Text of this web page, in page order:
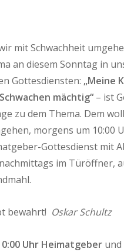
mit Schwachheit
an diesem Sonntag in
Gottesdiensten: „Meine
mächtig“ – ist
zu dem Thema. Dem
morgens um 10:00
Gottesdienst mit
im Türöffner,
bewahrt! Oskar Schultz
Uhr Heimatgeber und